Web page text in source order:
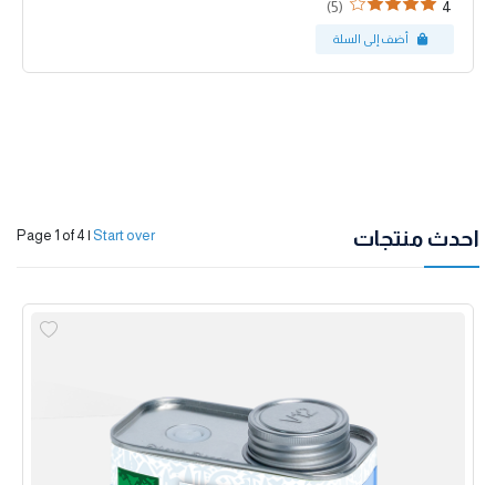
4
(5)
احدث منتجات Page 1 of 4 | Start over